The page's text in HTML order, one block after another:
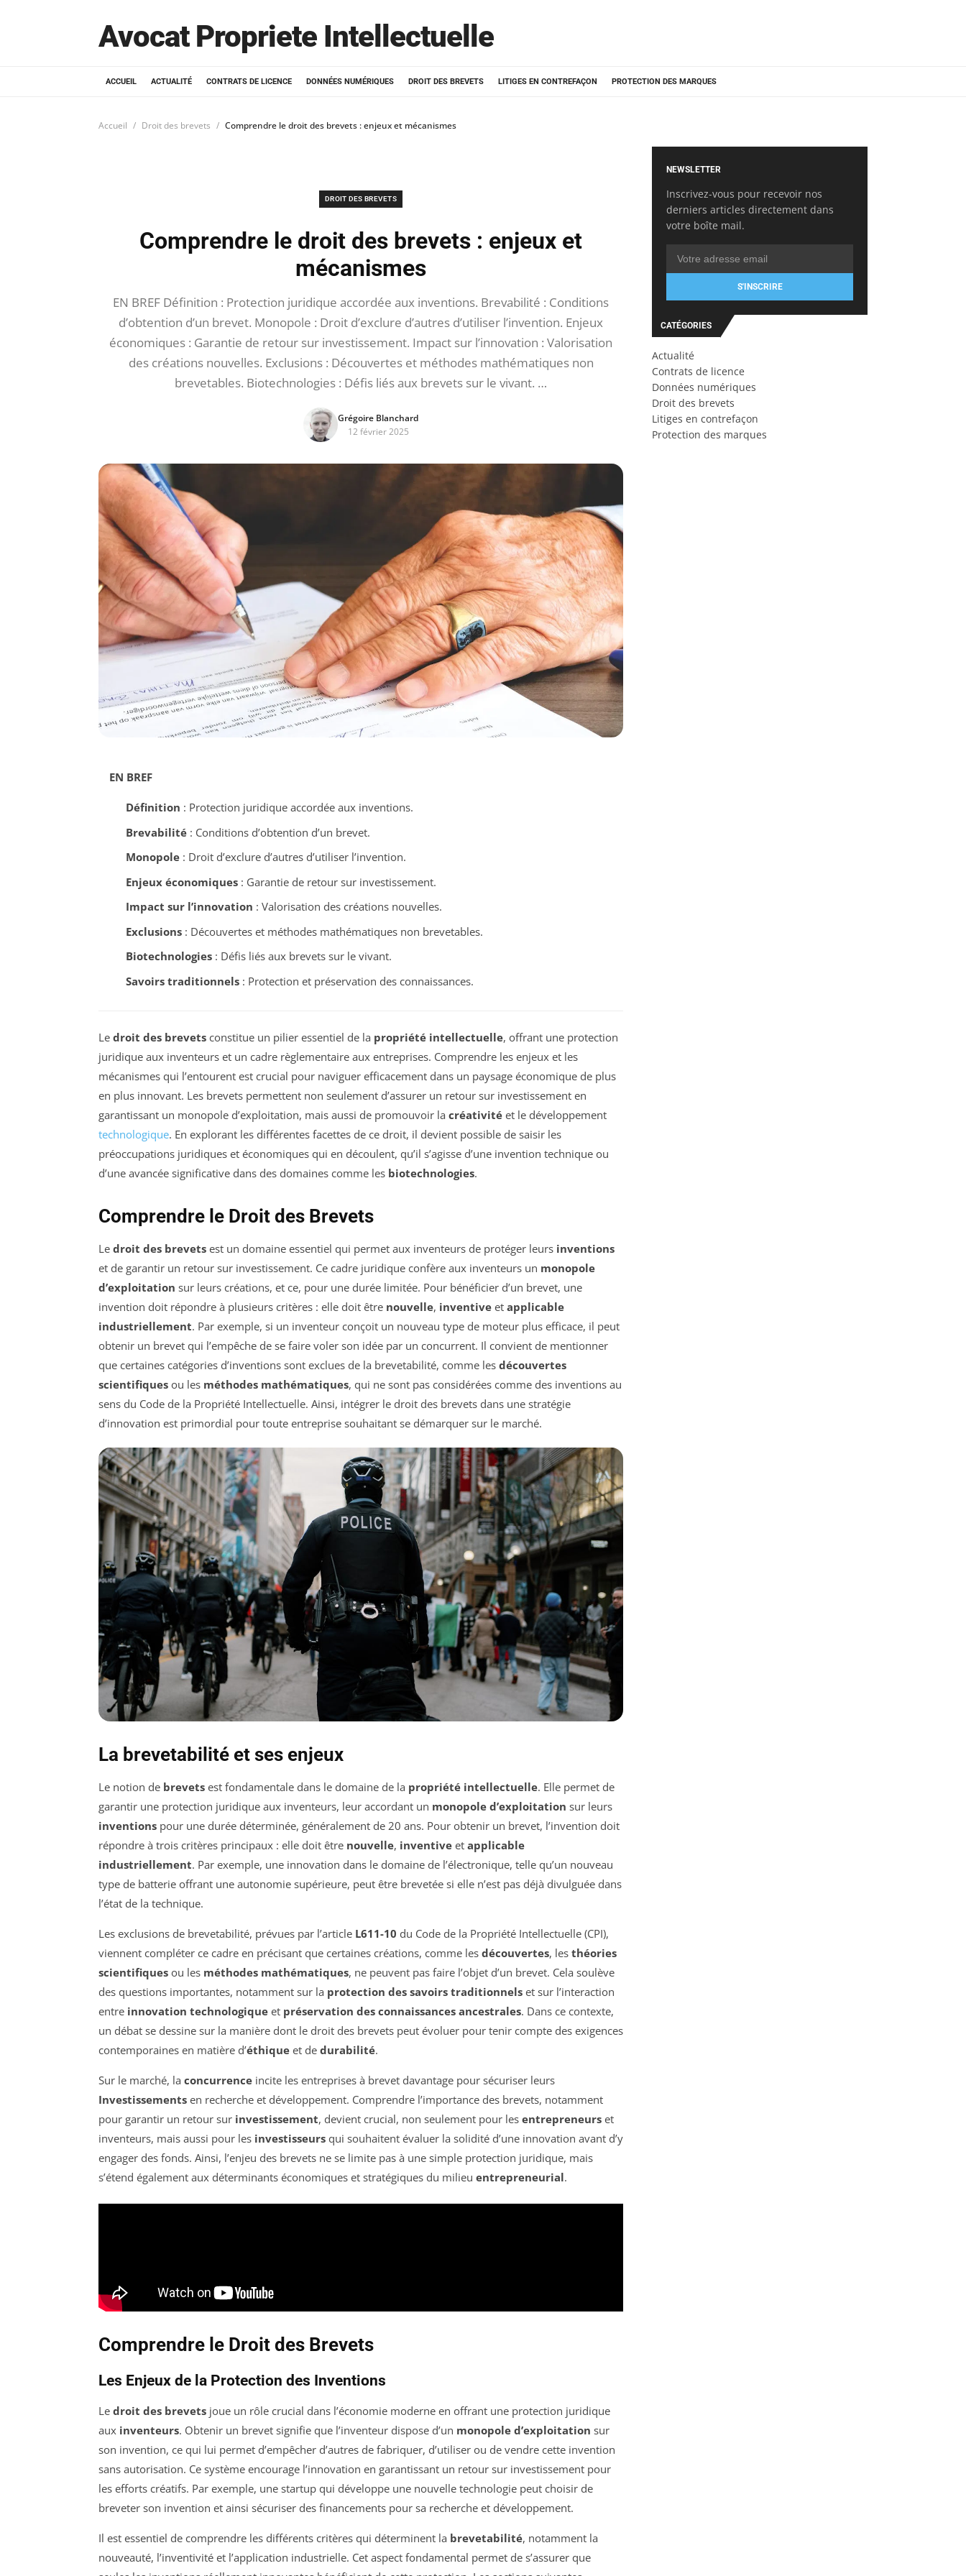
Avocat Propriete Intellectuelle
ACCUEIL ACTUALITÉ CONTRATS DE LICENCE DONNÉES NUMÉRIQUES DROIT DES BREVETS LITIGES EN CONTREFAÇON PROTECTION DES MARQUES
Accueil Droit des brevets Comprendre le droit des brevets : enjeux et mécanismes
DROIT DES BREVETS
Comprendre le droit des brevets : enjeux et
mécanismes
EN BREF Définition : Protection juridique accordée aux inventions. Brevabilité : Conditions
d’obtention d’un brevet. Monopole : Droit d’exclure d’autres d’utiliser l’invention. Enjeux
économiques : Garantie de retour sur investissement. Impact sur l’innovation : Valorisation
des créations nouvelles. Exclusions : Découvertes et méthodes mathématiques non
brevetables. Biotechnologies : Défis liés aux brevets sur le vivant. …
Grégoire Blanchard
12 février 2025
EN BREF
Définition : Protection juridique accordée aux inventions.
Brevabilité: Conditions d’obtention d’un brevet.
Monopole: Droit d’exclure d’autres d’utiliser l’invention.
Enjeux économiques: Garantie de retour sur investissement.
Impact sur l’innovation : Valorisation des créations nouvelles.
Exclusions: Découvertes et méthodes mathématiques non brevetables.
Biotechnologies: Défis liés aux brevets sur le vivant.
Savoirs traditionnels: Protection et préservation des connaissances.
Le droit des brevets constitue un pilier essentiel de la propriété intellectuelle, offrant une protection
juridique aux inventeurs et un cadre règlementaire aux entreprises. Comprendre les enjeux et les
mécanismes qui l’entourent est crucial pour naviguer efficacement dans un paysage économique de plus
en plus innovant. Les brevets permettent non seulement d’assurer un retour sur investissement en
garantissant un monopole d’exploitation, mais aussi de promouvoir la créativité et le développement
technologique. En explorant les différentes facettes de ce droit, il devient possible de saisir les
préoccupations juridiques et économiques qui en découlent, qu’il s’agisse d’une invention technique ou
d’une avancée significative dans des domaines comme les biotechnologies.
Comprendre le Droit des Brevets
Le droit des brevets est un domaine essentiel qui permet aux inventeurs de protéger leurs inventions
et de garantir un retour sur investissement. Ce cadre juridique confère aux inventeurs un monopole
d’exploitation sur leurs créations, et ce, pour une durée limitée. Pour bénéficier d’un brevet, une
invention doit répondre à plusieurs critères : elle doit être nouvelle, inventive et applicable
industriellement. Par exemple, si un inventeur conçoit un nouveau type de moteur plus efficace, il peut
obtenir un brevet qui l’empêche de se faire voler son idée par un concurrent. Il convient de mentionner
que certaines catégories d’inventions sont exclues de la brevetabilité, comme les découvertes
scientifiques ou les méthodes mathématiques, qui ne sont pas considérées comme des inventions au
sens du Code de la Propriété Intellectuelle. Ainsi, intégrer le droit des brevets dans une stratégie
d’innovation est primordial pour toute entreprise souhaitant se démarquer sur le marché.
La brevetabilité et ses enjeux
Le notion de brevets est fondamentale dans le domaine de la propriété intellectuelle. Elle permet de
garantir une protection juridique aux inventeurs, leur accordant un monopole d’exploitation sur leurs
inventions pour une durée déterminée, généralement de 20 ans. Pour obtenir un brevet, l’invention doit
répondre à trois critères principaux : elle doit être nouvelle, inventive et applicable
industriellement. Par exemple, une innovation dans le domaine de l’électronique, telle qu’un nouveau
type de batterie offrant une autonomie supérieure, peut être brevetée si elle n’est pas déjà divulguée dans
l’état de la technique.
Les exclusions de brevetabilité, prévues par l’article L611-10 du Code de la Propriété Intellectuelle (CPI),
viennent compléter ce cadre en précisant que certaines créations, comme les découvertes, les théories
scientifiques ou les méthodes mathématiques, ne peuvent pas faire l’objet d’un brevet. Cela soulève
des questions importantes, notamment sur la protection des savoirs traditionnels et sur l’interaction
entre innovation technologique et préservation des connaissances ancestrales. Dans ce contexte,
un débat se dessine sur la manière dont le droit des brevets peut évoluer pour tenir compte des exigences
contemporaines en matière d’éthique et de durabilité.
Sur le marché, la concurrence incite les entreprises à brevet davantage pour sécuriser leurs
Investissements en recherche et développement. Comprendre l’importance des brevets, notamment
pour garantir un retour sur investissement, devient crucial, non seulement pour les entrepreneurs et
inventeurs, mais aussi pour les investisseurs qui souhaitent évaluer la solidité d’une innovation avant d’y
engager des fonds. Ainsi, l’enjeu des brevets ne se limite pas à une simple protection juridique, mais
s’étend également aux déterminants économiques et stratégiques du milieu entrepreneurial.
Comprendre le Droit des Brevets
Les Enjeux de la Protection des Inventions
Le droit des brevets joue un rôle crucial dans l’économie moderne en offrant une protection juridique
aux inventeurs. Obtenir un brevet signifie que l’inventeur dispose d’un monopole d’exploitation sur
son invention, ce qui lui permet d’empêcher d’autres de fabriquer, d’utiliser ou de vendre cette invention
sans autorisation. Ce système encourage l’innovation en garantissant un retour sur investissement pour
les efforts créatifs. Par exemple, une startup qui développe une nouvelle technologie peut choisir de
breveter son invention et ainsi sécuriser des financements pour sa recherche et développement.
Il est essentiel de comprendre les différents critères qui déterminent la brevetabilité, notamment la
nouveauté, l’inventivité et l’application industrielle. Cet aspect fondamental permet de s’assurer que
NEWSLETTER
Inscrivez-vous pour recevoir nos
derniers articles directement dans
votre boîte mail.
S'INSCRIRE
CATÉGORIES
Actualité
Contrats de licence
Données numériques
Droit des brevets
Litiges en contrefaçon
Protection des marques